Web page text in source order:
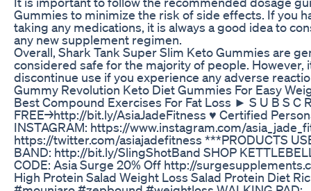
Gummies to minimize the risk of side effects. If you
taking any medications, it is always a good idea to
any new supplement regimen.
Overall, Shark Tank Super Slim Keto Gummies are
considered safe for the majority of people. However,
discontinue use if you experience any adverse
Gummy Revolution Keto Diet Gummies For Easy
Best Compound Exercises For Fat Loss ► S U B S C
FREE→http://bit.ly/AsiaJadeFitness ♥ Certified
INSTAGRAM: https://www.instagram.com/
https://twitter.com/asiajadefitness ***PRODUCTS
BAND: http://bit.ly/SlingShotBand SHOP
CODE: Asia Surge 20% Off http://
High Protein Salad Weight Loss Salad Protein Diet